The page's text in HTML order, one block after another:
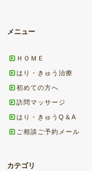
メニュー
ＨＯＭＥ
はり・きゅう治療
初めての方へ
訪問マッサージ
はり・きゅうQ＆A
ご相談ご予約メール
カテゴリ